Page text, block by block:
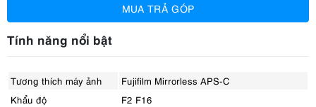
MUA TRẢ GÓP
Tính năng nổi bật
Tương thích máy ảnh
Fujifilm Mirrorless APS-C
Khẩu độ
F2 F16